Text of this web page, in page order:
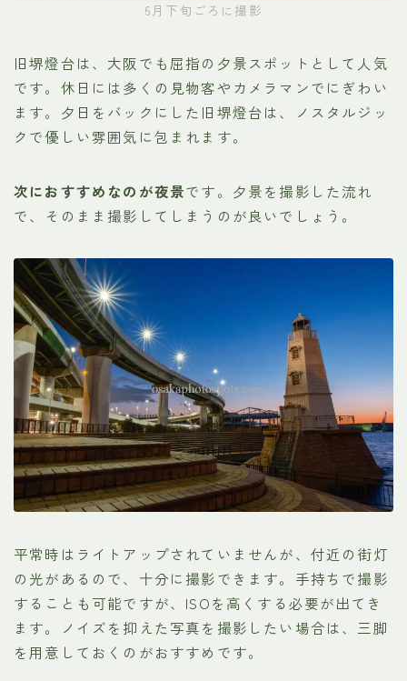
6月下旬ごろに撮影
旧堺燈台は、大阪でも屈指の夕景スポットとして人気
です。休日には多くの見物客やカメラマンでにぎわい
ます。夕日をバックにした旧堺燈台は、ノスタルジッ
クで優しい雰囲気に包まれます。
次におすすめなのが夜景です。夕景を撮影した流れ
で、そのまま撮影してしまうのが良いでしょう。
平常時はライトアップされていませんが、付近の街灯
の光があるので、十分に撮影できます。手持ちで撮影
することも可能ですが、ISOを高くする必要が出てき
ます。ノイズを抑えた写真を撮影したい場合は、三脚
を用意しておくのがおすすめです。